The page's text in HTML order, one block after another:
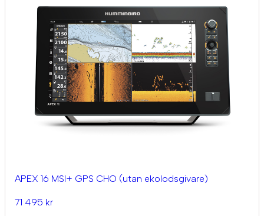
APEX 16 MSI+ GPS CHO (utan ekolodsgivare)
71 495 kr